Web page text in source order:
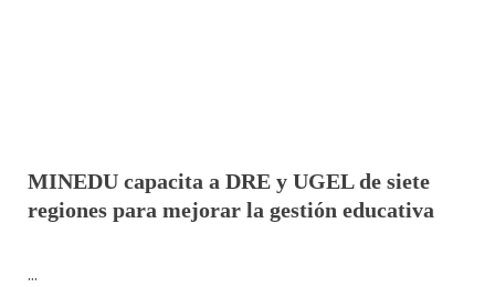
MINEDU capacita a DRE y UGEL de siete
regiones para mejorar la gestión educativa
...